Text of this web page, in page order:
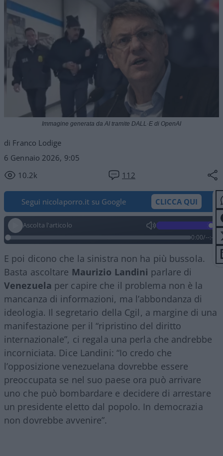
di Franco Lodige
6 Gennaio 2026, 9:05
10.2k
112
Immagine generata da AI tramite DALL·E di OpenAI
Segui nicolaporro.it su Google CLICCA QUI
Ascolta l'articolo
0:00/--:--
E poi dicono che la sinistra non ha più bussola.
Basta ascoltare Maurizio Landini parlare di
Venezuela per capire che il problema non è la
mancanza di informazioni, ma l’abbondanza di
ideologia. Il segretario della Cgil, a margine di una
manifestazione per il “ripristino del diritto
internazionale”, ci regala una perla che andrebbe
incorniciata. Dice Landini: “Io credo che
l’opposizione venezuelana dovrebbe essere
preoccupata se nel suo paese ora può arrivare
uno che può bombardare e decidere di arrestare
un presidente eletto dal popolo. In democrazia
non dovrebbe avvenire”.